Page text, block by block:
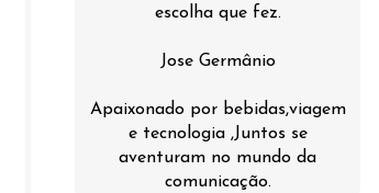
escolha que fez.
Jose Germânio
Apaixonado por bebidas,viagem
e tecnologia ,Juntos se
aventuram no mundo da
comunicação.